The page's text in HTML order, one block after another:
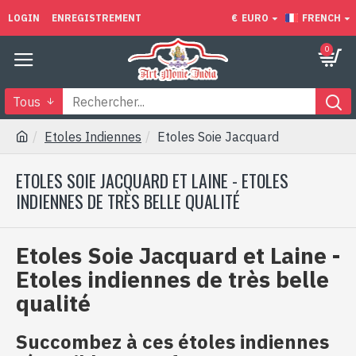
LOGIN ENREGISTREMENT € EURO FRENCH
0
Tous
Etoles Indiennes Etoles Soie Jacquard
ETOLES SOIE JACQUARD ET LAINE - ETOLES
INDIENNES DE TRÈS BELLE QUALITÉ
Etoles Soie Jacquard et Laine -
Etoles indiennes de très belle
qualité
Succombez à ces étoles indiennes